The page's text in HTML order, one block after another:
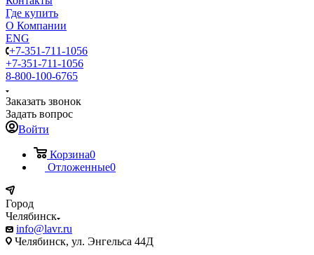
Где купить
О Компании
ENG
+7-351-711-1056
+7-351-711-1056
8-800-100-6765
Заказать звонок
Задать вопрос
Войти
Корзина0
Отложенные0
Город
Челябинск
info@lavr.ru
Челябинск, ул. Энгельса 44Д